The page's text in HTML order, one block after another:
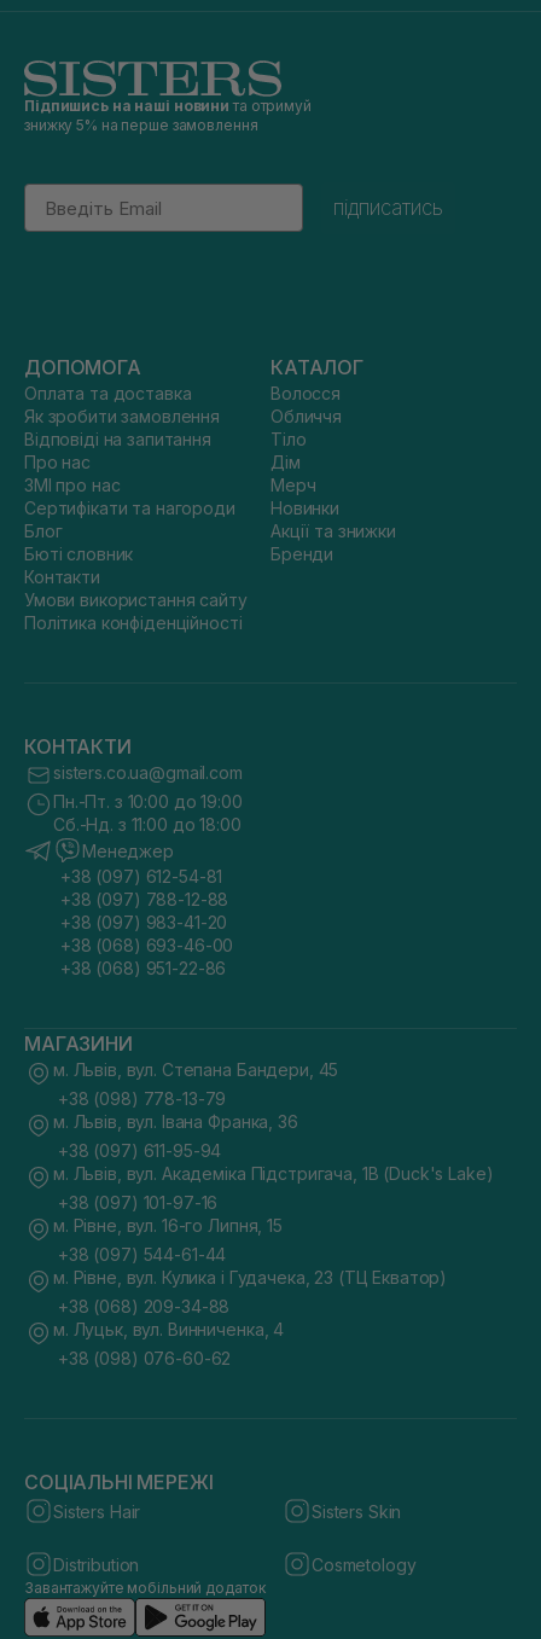
Підпишись на наші новини та отримуй
знижку 5% на перше замовлення
Email
підписатись
ДОПОМОГА
Оплата та доставка
Як зробити замовлення
Відповіді на запитання
Про нас
ЗМІ про нас
Сертифікати та нагороди
Блог
Бюті словник
Контакти
Умови використання сайту
Політика конфіденційності
КАТАЛОГ
Волосся
Обличчя
Тіло
Дім
Мерч
Новинки
Акції та знижки
Бренди
КОНТАКТИ
sisters.co.ua@gmail.com
Пн.-Пт. з 10:00 до 19:00
Сб.-Нд. з 11:00 до 18:00
Менеджер
+38 (097) 612-54-81
+38 (097) 788-12-88
+38 (097) 983-41-20
+38 (068) 693-46-00
+38 (068) 951-22-86
МАГАЗИНИ
м. Львів, вул. Степана Бандери, 45
+38 (098) 778-13-79
м. Львів, вул. Івана Франка, 36
+38 (097) 611-95-94
м. Львів, вул. Академіка Підстригача, 1В (Duck's Lake)
+38 (097) 101-97-16
м. Рівне, вул. 16-го Липня, 15
+38 (097) 544-61-44
м. Рівне, вул. Кулика і Гудачека, 23 (ТЦ Екватор)
+38 (068) 209-34-88
м. Луцьк, вул. Винниченка, 4
+38 (098) 076-60-62
СОЦІАЛЬНІ МЕРЕЖІ
Sisters Hair Sisters Skin
Distribution Cosmetology
Завантажуйте мобільний додаток